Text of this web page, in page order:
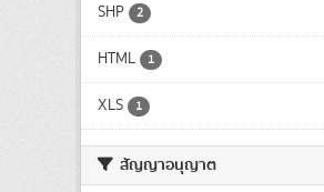
SHP 2
HTML 1
XLS 1
สัญญาอนุญาต